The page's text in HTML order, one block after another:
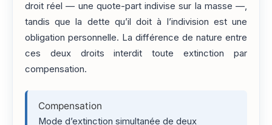
droit réel — une quote-part indivise sur la masse —,
tandis que la dette qu’il doit à l’indivision est une
obligation personnelle. La différence de nature entre
ces deux droits interdit toute extinction par
compensation.
Compensation
Mode d’extinction simultanée de deux